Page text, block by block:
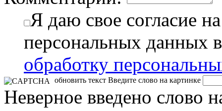
Я даю свое согласие
персональных данных
обработку
обновить текст Введите слово на картинке
Неверное введено слово